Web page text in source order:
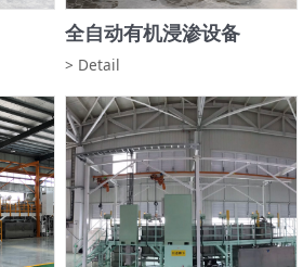
全自动有机浸渗设备
> Detail